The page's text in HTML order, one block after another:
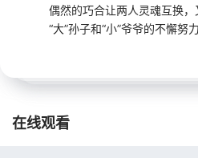
偶然的巧合让两人灵魂互换
“大”孙子和“小”爷爷的不懈努
在线观看